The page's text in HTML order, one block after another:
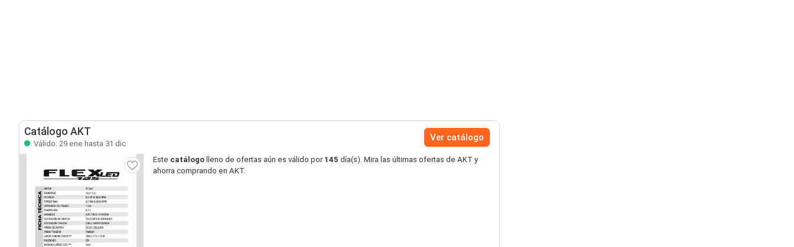
Catálogo AKT
Válido: 29 ene hasta 31 dic
Ver catálogo
Este catálogo lleno de ofertas aún es válido por 145 día(s). Mira las últimas ofertas de AKT y
ahorra comprando en AKT.